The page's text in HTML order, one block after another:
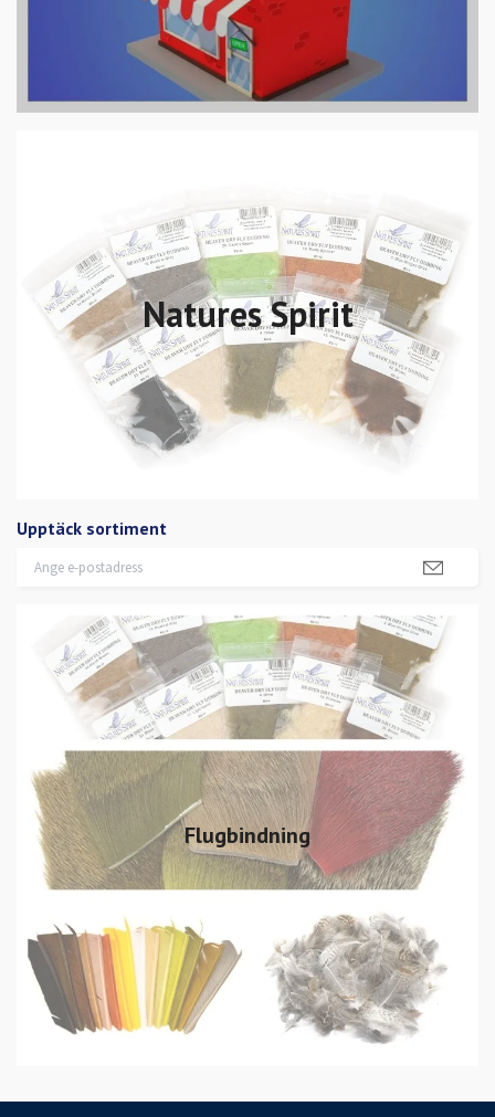
Natures Spirit
Upptäck sortiment
Flugbindning